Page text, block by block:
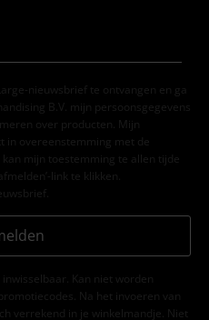
nieuwsbrief te ontvangen en ga
B.V. mijn persoonsgegevens
over producten. Mijn
in overeenstemming met de
kan mijn toestemming te allen tijde
link te klikken.
Kan niet worden
Na het invoeren van
verrekend in je winkelmandje. Niet